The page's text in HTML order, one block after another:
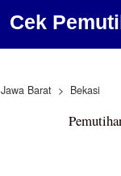
Cek
Jawa Barat Bekasi